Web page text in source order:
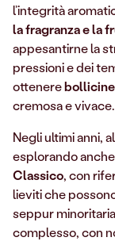
l’integrità
la fragranza e la
appesantirne la
pressioni e dei
ottenere
cremosa e vivace.
Negli ultimi anni,
esplorando
Classico, con
lieviti che
seppur
complesso, con